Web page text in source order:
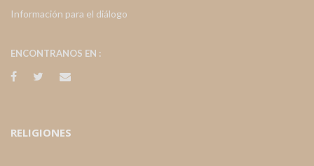
Información para el diálogo
ENCONTRANOS EN :
RELIGIONES